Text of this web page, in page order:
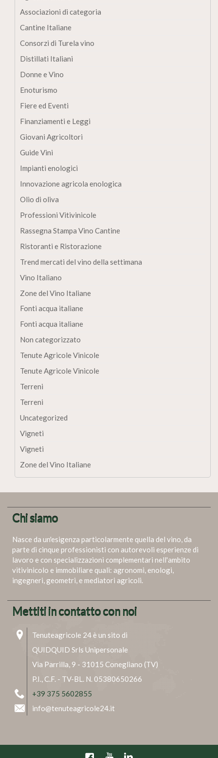
Associazioni di categoria
Cantine Italiane
Consorzi di Turela vino
Distillati Italiani
Donne e Vino
Enoturismo
Fiere ed Eventi
Finanziamenti e Leggi
Giovani Agricoltori
Guide Vini
Impianti enologici
Innovazione agricola enologica
Olio di oliva
Professioni Vitivinicole
Rassegna Stampa Vino Cantine
Ristoranti e Ristorazione
Trend mercati del vino della settimana
Vino Italiano
Zone del Vino Italiane
Fonti acqua italiane
Fonti acqua italiane
Non categorizzato
Tenute Agricole Vinicole
Tenute Agricole Vinicole
Terreni
Terreni
Uncategorized
Vigneti
Vigneti
Zone del Vino Italiane
Chi siamo
Nasce da un'esigenza particolarmente quella del vino, da
parte di cinque professionisti con autorevoli esperienze di
lavoro e con specializzazioni complementari nell'ambito
vitivinicolo e immobiliare quali: agronomi, enologi,
ingegneri, geometri, e mediatori agricoli.
Mettiti in contatto con noi
Tenuteagricole 24 è un sito di
QUIDQUID Srls Unipersonale
Via Parrilla, 9 - 31015 Conegliano (TV)
P.I., C.F. - TV-BL. N. 05380650266
+39 375 5602855
info@tenuteagricole24.it